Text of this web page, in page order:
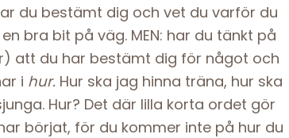
du bestämt dig och vet du varför du
bra bit på väg. MEN: har du tänkt på
att du har bestämt dig för något och
i hur. Hur ska jag hinna träna, hur ska
Hur? Det där lilla korta ordet gör
börjat, för du kommer inte på hur du